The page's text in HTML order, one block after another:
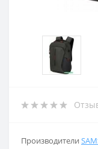
Производители